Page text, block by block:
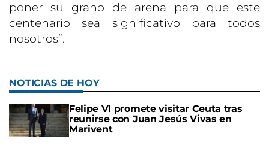
poner su grano de arena para que este
centenario sea significativo para todos
nosotros”.
NOTICIAS DE HOY
Felipe VI promete visitar Ceuta tras
reunirse con Juan Jesús Vivas en
Marivent